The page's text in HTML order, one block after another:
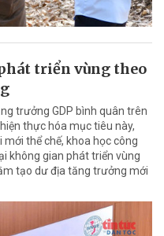
triển vùng theo
trưởng GDP bình quân trên
thực hóa mục tiêu này,
thể chế, khoa học công
không gian phát triển vùng
tạo dư địa tăng trưởng mới